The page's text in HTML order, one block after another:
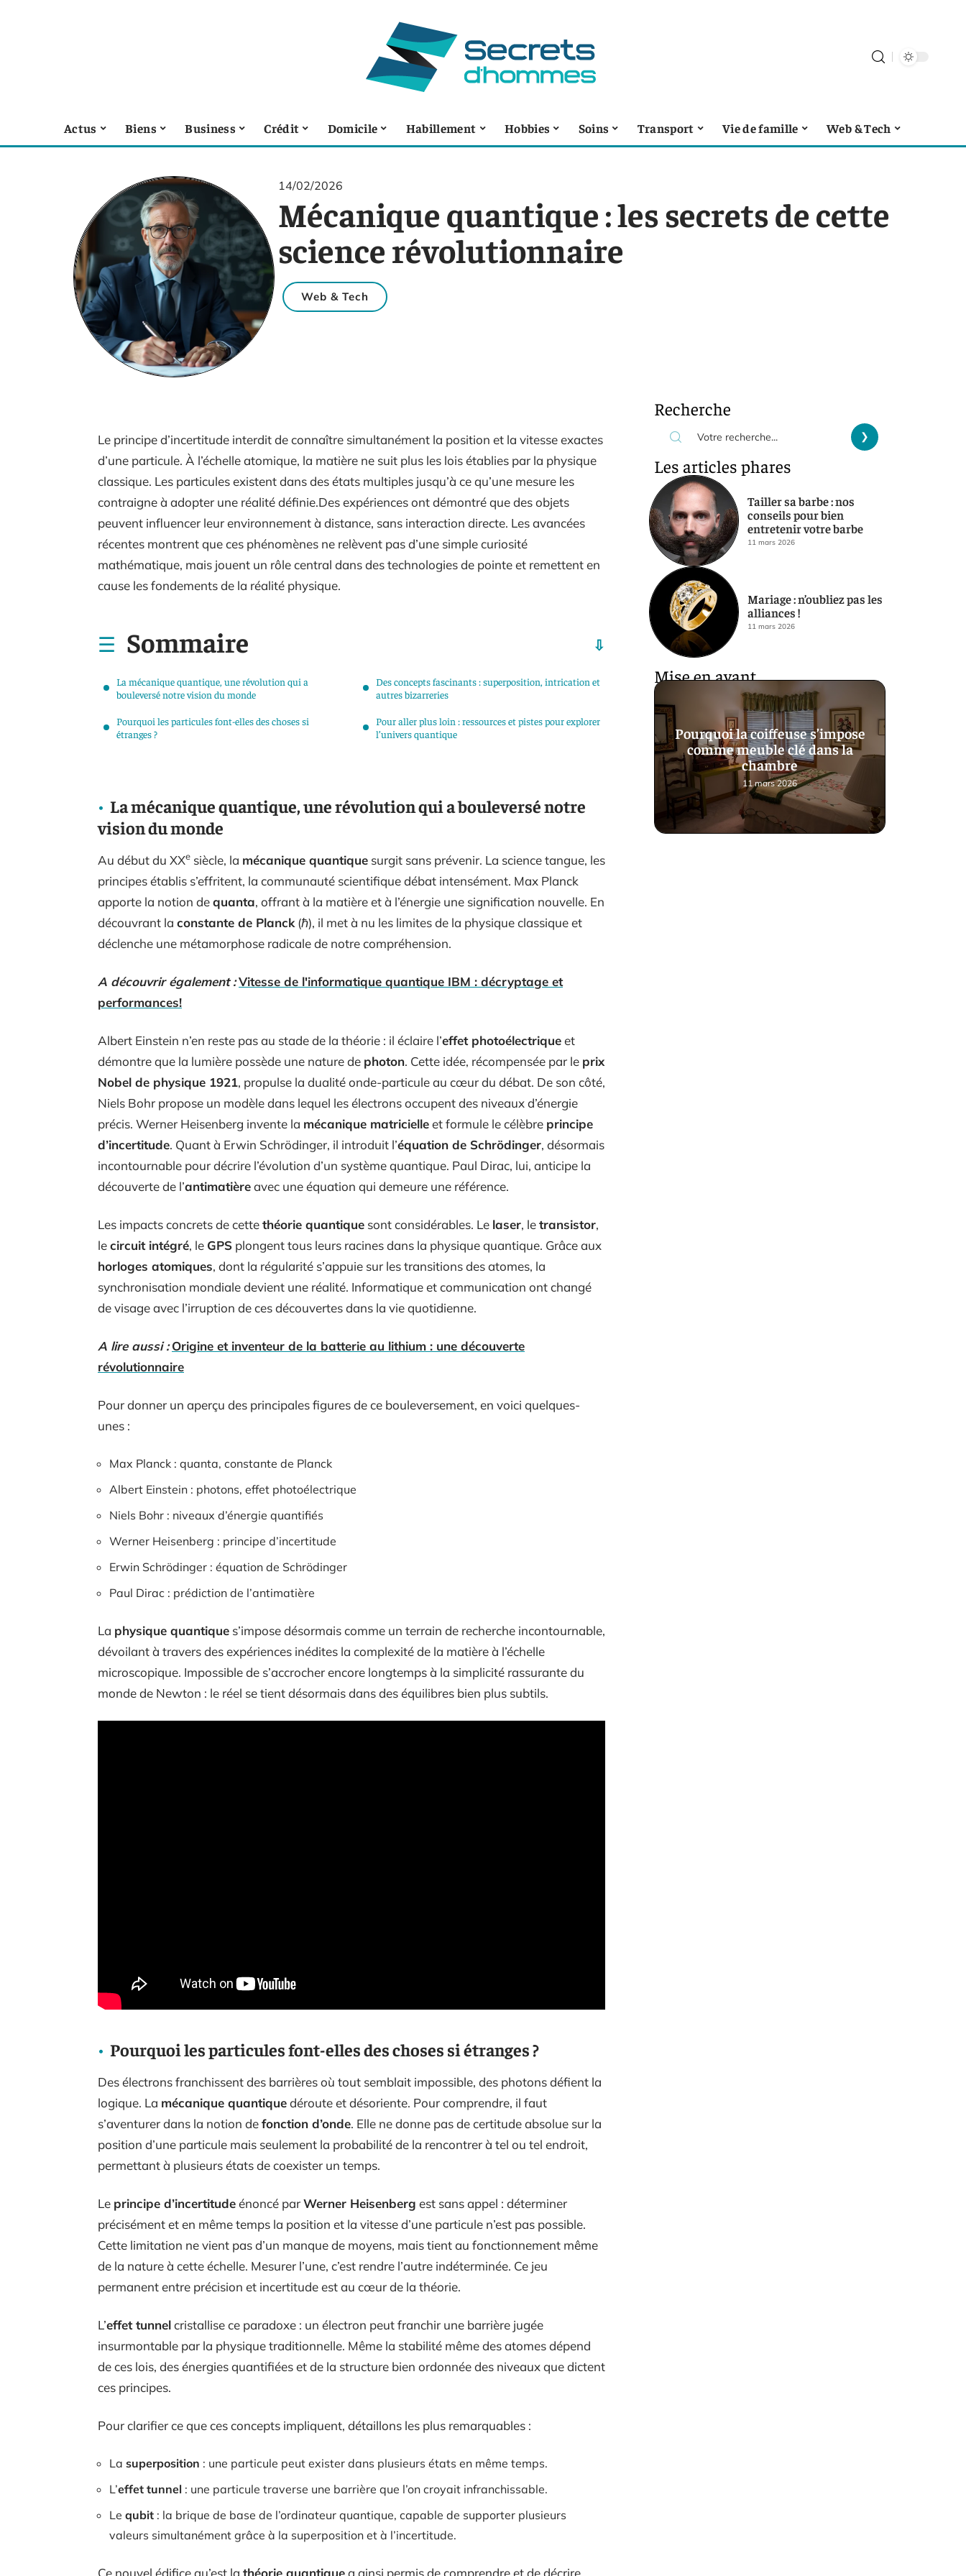
Actus Biens Business Crédit Domicile Habillement Hobbies Soins Transport Vie de famille Web & Tech
14/02/2026
Mécanique quantique : les secrets de cette
science révolutionnaire
Web & Tech
Le principe d’incertitude interdit de connaître simultanément la position et la vitesse exactes
d’une particule. À l’échelle atomique, la matière ne suit plus les lois établies par la physique
classique. Les particules existent dans des états multiples jusqu’à ce qu’une mesure les
contraigne à adopter une réalité définie.Des expériences ont démontré que des objets
peuvent influencer leur environnement à distance, sans interaction directe. Les avancées
récentes montrent que ces phénomènes ne relèvent pas d’une simple curiosité
mathématique, mais jouent un rôle central dans des technologies de pointe et remettent en
cause les fondements de la réalité physique.
Sommaire
La mécanique quantique, une révolution qui a
bouleversé notre vision du monde
Pourquoi les particules font-elles des choses si
étranges ?
Des concepts fascinants : superposition, intrication et
autres bizarreries
Pour aller plus loin : ressources et pistes pour explorer
l’univers quantique
La mécanique quantique, une révolution qui a bouleversé notre
vision du monde
Au début du XXe siècle, la mécanique quantique surgit sans prévenir. La science tangue, les
principes établis s’effritent, la communauté scientifique débat intensément. Max Planck
apporte la notion dequanta, offrant à la matière et à l’énergie une signification nouvelle. En
découvrant la constante de Planck (ℏ), il met à nu les limites de la physique classique et
déclenche une métamorphose radicale de notre compréhension.
A découvrir également :Vitesse de l'informatique quantique IBM : décryptage et
performances!
Albert Einstein n’en reste pas au stade de la théorie : il éclaire l’effet photoélectriqueet
démontre que la lumière possède une nature de photon. Cette idée, récompensée par le prix
Nobel de physique 1921, propulse la dualité onde-particule au cœur du débat. De son côté,
Niels Bohr propose un modèle dans lequel les électrons occupent des niveaux d’énergie
précis. Werner Heisenberg invente la mécanique matricielleet formule le célèbre principe
d’incertitude. Quant à Erwin Schrödinger, il introduit l’équation de Schrödinger, désormais
incontournable pour décrire l’évolution d’un système quantique. Paul Dirac, lui, anticipe la
découverte de l’antimatièreavec une équation qui demeure une référence.
Les impacts concrets de cettethéorie quantique sont considérables. Le laser, letransistor,
lecircuit intégré, le GPS plongent tous leurs racines dans la physique quantique. Grâce aux
horloges atomiques, dont la régularité s’appuie sur les transitions des atomes, la
synchronisation mondiale devient une réalité. Informatique et communication ont changé
de visage avec l’irruption de ces découvertes dans la vie quotidienne.
A lire aussi : Origine et inventeur de la batterie au lithium : une découverte
révolutionnaire
Pour donner un aperçu des principales figures de ce bouleversement, en voici quelques-
unes :
Max Planck : quanta, constante de Planck
Albert Einstein : photons, effet photoélectrique
Niels Bohr : niveaux d’énergie quantifiés
Werner Heisenberg : principe d’incertitude
Erwin Schrödinger : équation de Schrödinger
Paul Dirac : prédiction de l’antimatière
La physique quantique s’impose désormais comme un terrain de recherche incontournable,
dévoilant à travers des expériences inédites la complexité de la matière à l’échelle
microscopique. Impossible de s’accrocher encore longtemps à la simplicité rassurante du
monde de Newton : le réel se tient désormais dans des équilibres bien plus subtils.
Pourquoi les particules font-elles des choses si étranges ?
Des électrons franchissent des barrières où tout semblait impossible, des photons défient la
logique. La mécanique quantiquedéroute et désoriente. Pour comprendre, il faut
s’aventurer dans la notion defonction d’onde. Elle ne donne pas de certitude absolue sur la
position d’une particule mais seulement la probabilité de la rencontrer à tel ou tel endroit,
permettant à plusieurs états de coexister un temps.
Le principe d’incertitudeénoncé parWerner Heisenberg est sans appel : déterminer
précisément et en même temps la position et la vitesse d’une particule n’est pas possible.
Cette limitation ne vient pas d’un manque de moyens, mais tient au fonctionnement même
de la nature à cette échelle. Mesurer l’une, c’est rendre l’autre indéterminée. Ce jeu
permanent entre précision et incertitude est au cœur de la théorie.
L’effet tunnelcristallise ce paradoxe : un électron peut franchir une barrière jugée
insurmontable par la physique traditionnelle. Même la stabilité même des atomes dépend
de ces lois, des énergies quantifiées et de la structure bien ordonnée des niveaux que dictent
ces principes.
Pour clarifier ce que ces concepts impliquent, détaillons les plus remarquables :
La superposition : une particule peut exister dans plusieurs états en même temps.
L’effet tunnel : une particule traverse une barrière que l’on croyait infranchissable.
Le qubit : la brique de base de l’ordinateur quantique, capable de supporter plusieurs
valeurs simultanément grâce à la superposition et à l’incertitude.
Ce nouvel édifice qu’est la théorie quantiquea ainsi permis de comprendre et de décrire
Recherche
Les articles phares
Tailler sa barbe : nos
conseils pour bien
entretenir votre barbe
11 mars 2026
Mariage : n’oubliez pas les
alliances !
11 mars 2026
Mise en avant
Pourquoi la coiffeuse s’impose
comme meuble clé dans la
chambre
11 mars 2026